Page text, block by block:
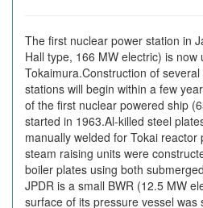
The first nuclear power station in
Hall type, 166 MW electric) is
Tokaimura.Construction of
stations will begin within a few
of the first nuclear powered ship
started in 1963.Al-killed steel
manually welded for Tokai
steam raising units were
boiler plates using both
JPDR is a small BWR (12.5 MW
surface of its pressure vessel was